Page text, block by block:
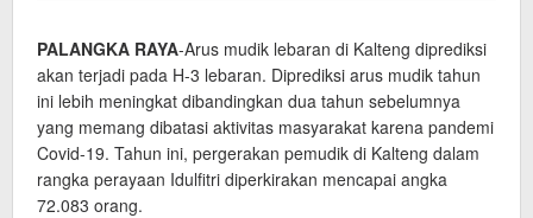
PALANGKA RAYA-Arus mudik lebaran di Kalteng diprediksi
akan terjadi pada H-3 lebaran. Diprediksi arus mudik tahun
ini lebih meningkat dibandingkan dua tahun sebelumnya
yang memang dibatasi aktivitas masyarakat karena pandemi
Covid-19. Tahun ini, pergerakan pemudik di Kalteng dalam
rangka perayaan Idulfitri diperkirakan mencapai angka
72.083 orang.